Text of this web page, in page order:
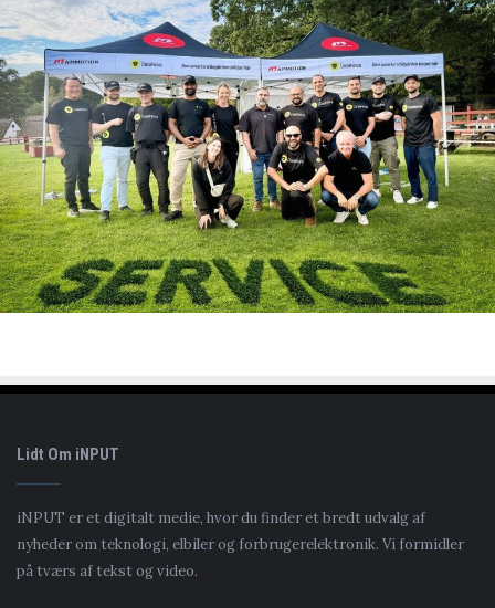
Lidt Om iNPUT
iNPUT er et digitalt medie, hvor du finder et bredt udvalg af
nyheder om teknologi, elbiler og forbrugerelektronik. Vi formidler
på tværs af tekst og video.